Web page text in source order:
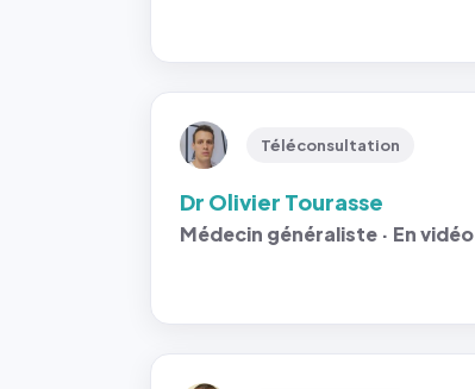
Téléconsultation
Dr Olivier Tourasse
Médecin généraliste · En vidéo